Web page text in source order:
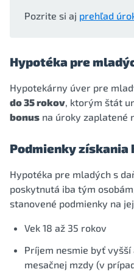
Pozrite si aj prehľad
Hypotéka pre
Hypotekárny úver pre
do 35 rokov, ktorým štát
bonus na úroky zaplatené
Podmienky získania
Hypotéka pre mladých s
poskytnutá iba tým
stanovené podmienky na
Vek 18 až 35 rokov
Príjem nesmie byť vyšší
mesačnej mzdy (v